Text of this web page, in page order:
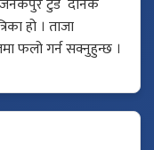
हो । ताजा
फलो गर्न सक्नुहुन्छ ।